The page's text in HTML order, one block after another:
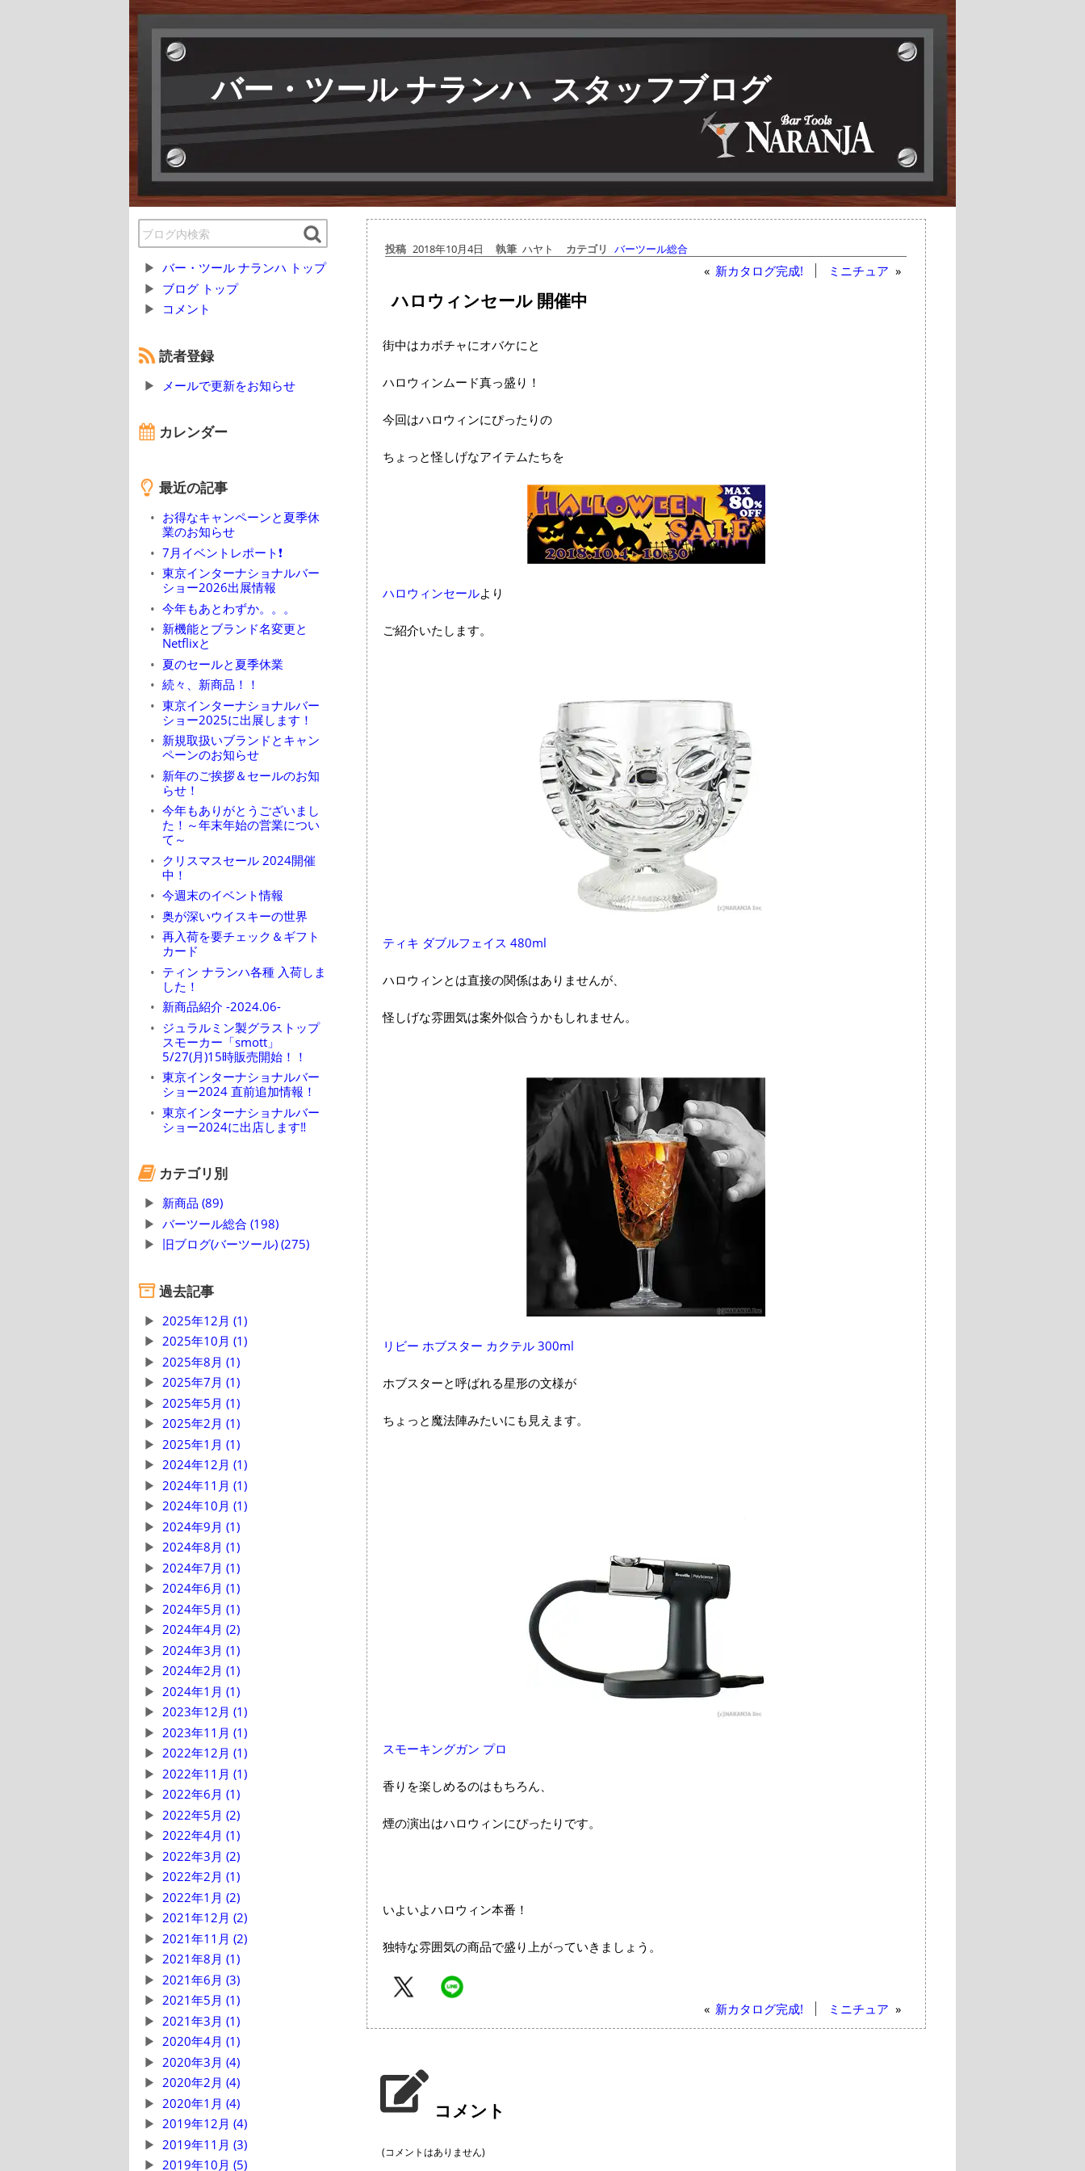
バー・ツール ナランハ スタッフブログ
バー・ツール ナランハ トップ
ブログ トップ
コメント
読者登録
メールで更新をお知らせ
カレンダー
最近の記事
お得なキャンペーンと夏季休
業のお知らせ
7月イベントレポート❗
東京インターナショナルバー
ショー2026出展情報
今年もあとわずか。。。
新機能とブランド名変更と
Netflixと
夏のセールと夏季休業
続々、新商品！！
東京インターナショナルバー
ショー2025に出展します！
新規取扱いブランドとキャン
ペーンのお知らせ
新年のご挨拶＆セールのお知
らせ！
今年もありがとうございまし
た！～年末年始の営業につい
て～
クリスマスセール 2024開催
中！
今週末のイベント情報
奥が深いウイスキーの世界
再入荷を要チェック＆ギフト
カード
ティン ナランハ各種 入荷しま
した！
新商品紹介 -2024.06-
ジュラルミン製グラストップ
スモーカー「smott」
5/27(月)15時販売開始！！
東京インターナショナルバー
ショー2024 直前追加情報！
東京インターナショナルバー
ショー2024に出店します‼
カテゴリ別
新商品 (89)
バーツール総合 (198)
旧ブログ(バーツール) (275)
過去記事
2025年12月 (1)
2025年10月 (1)
2025年8月 (1)
2025年7月 (1)
2025年5月 (1)
2025年2月 (1)
2025年1月 (1)
2024年12月 (1)
2024年11月 (1)
2024年10月 (1)
2024年9月 (1)
2024年8月 (1)
2024年7月 (1)
2024年6月 (1)
2024年5月 (1)
2024年4月 (2)
2024年3月 (1)
2024年2月 (1)
2024年1月 (1)
2023年12月 (1)
2023年11月 (1)
2022年12月 (1)
2022年11月 (1)
2022年6月 (1)
2022年5月 (2)
2022年4月 (1)
2022年3月 (2)
2022年2月 (1)
2022年1月 (2)
2021年12月 (2)
2021年11月 (2)
2021年8月 (1)
2021年6月 (3)
2021年5月 (1)
2021年3月 (1)
2020年4月 (1)
2020年3月 (4)
2020年2月 (4)
2020年1月 (4)
2019年12月 (4)
2019年11月 (3)
2019年10月 (5)
投稿 2018年10月4日 執筆 ハヤト カテゴリ バーツール総合
« 新カタログ完成! ミニチュア »
ハロウィンセール 開催中
街中はカボチャにオバケにと
ハロウィンムード真っ盛り！
今回はハロウィンにぴったりの
ちょっと怪しげなアイテムたちを
ハロウィンセールより
ご紹介いたします。
ティキ ダブルフェイス 480ml
ハロウィンとは直接の関係はありませんが、
怪しげな雰囲気は案外似合うかもしれません。
リビー ホブスター カクテル 300ml
ホブスターと呼ばれる星形の文様が
ちょっと魔法陣みたいにも見えます。
スモーキングガン プロ
香りを楽しめるのはもちろん、
煙の演出はハロウィンにぴったりです。
いよいよハロウィン本番！
独特な雰囲気の商品で盛り上がっていきましょう。
« 新カタログ完成! ミニチュア »
コメント
(コメントはありません)